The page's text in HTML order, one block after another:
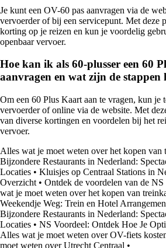
Je kunt een OV-60 pas aanvragen via de
vervoerder of bij een servicepunt. Met deze
korting op je reizen en kun je voordelig
openbaar vervoer.
Hoe kan ik als 60-plusser een 60
aanvragen en wat zijn de stappen
Om een 60 Plus Kaart aan te vragen, kun je
vervoerder of online via de website. Met
van diverse kortingen en voordelen bij het
vervoer.
Alles wat je moet weten over het kopen van
Bijzondere Restaurants in Nederland:
Locaties • Kluisjes op Centraal Stations in
Overzicht • Ontdek de voordelen van de
wat je moet weten over het kopen van
Weekendje Weg: Trein en Hotel
Bijzondere Restaurants in Nederland:
Locaties • NS Voordeel: Ontdek Hoe Je
Alles wat je moet weten over OV-fiets
moet weten over Utrecht Centraal •